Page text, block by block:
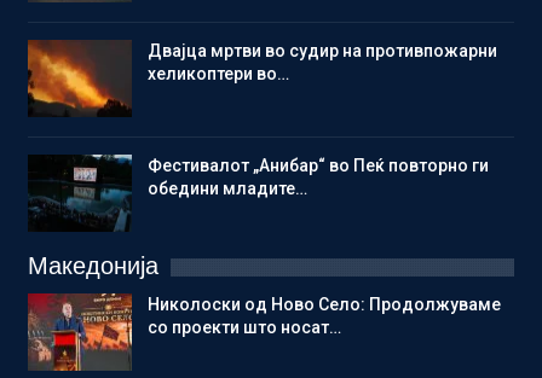
Двајца мртви во судир на противпожарни
хеликоптери во…
Фестивалот „Анибар“ во Пеќ повторно ги
обедини младите…
Македонија
Николоски од Ново Село: Продолжуваме
со проекти што носат…